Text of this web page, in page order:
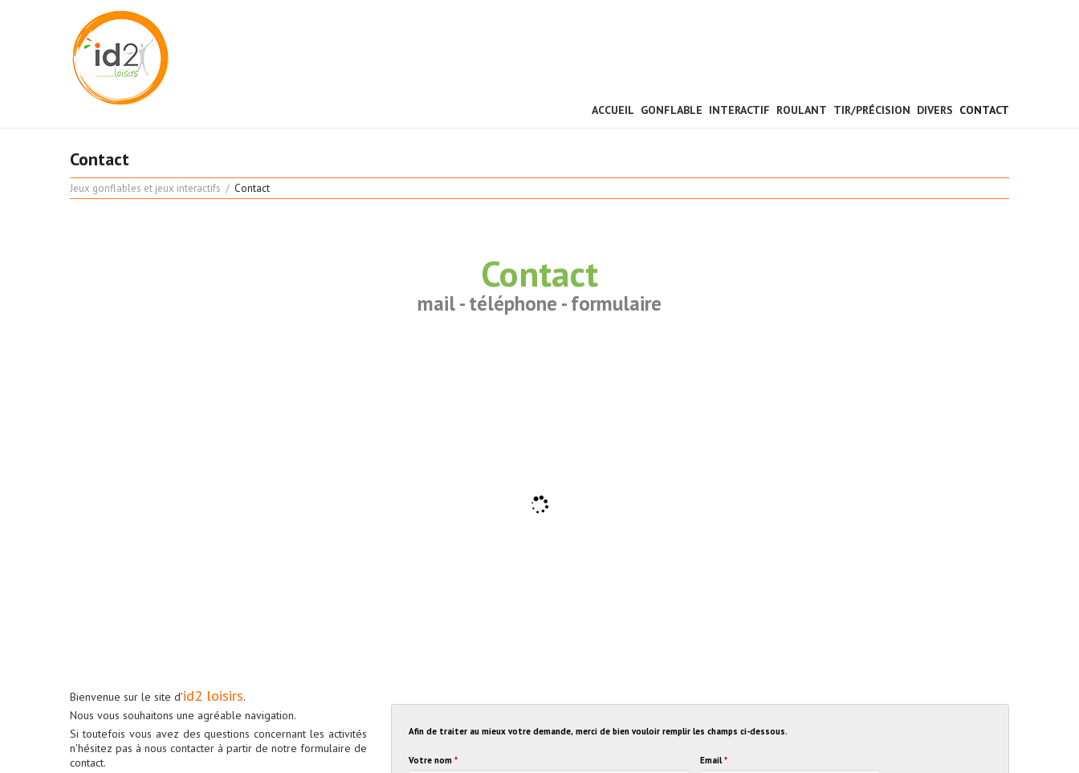
ACCUEIL GONFLABLE INTERACTIF ROULANT TIR/PRÉCISION DIVERS CONTACT
Contact
Jeux gonflables et jeux interactifs Contact
Contact
mail - téléphone - formulaire
Bienvenue sur le site d'id2 loisirs.
Nous vous souhaitons une agréable navigation.
Si toutefois vous avez des questions concernant les activités
n'hésitez pas à nous contacter à partir de notre formulaire de
contact.
Afin de traiter au mieux votre demande, merci de bien vouloir remplir les champs ci-dessous.
Votre nom* Email*